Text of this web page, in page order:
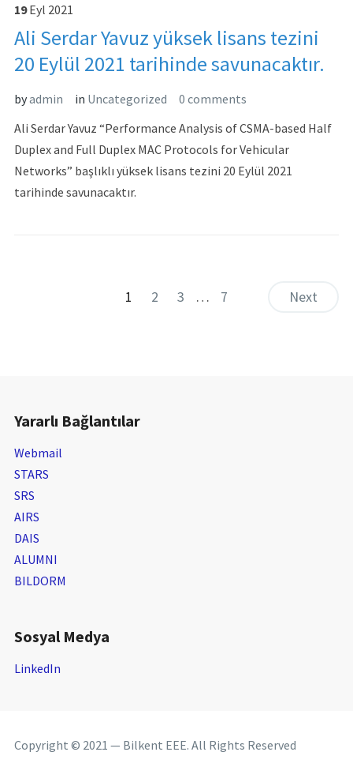
19 Eyl 2021
Ali Serdar Yavuz yüksek lisans tezini
20 Eylül 2021 tarihinde savunacaktır.
byadmin in Uncategorized
0 comments
Ali Serdar Yavuz “Performance Analysis of CSMA-based Half
Duplex and Full Duplex MAC Protocols for Vehicular
Networks” başlıklı yüksek lisans tezini 20 Eylül 2021
tarihinde savunacaktır.
1 2 3 … 7 Next
Yararlı Bağlantılar
Webmail
STARS
SRS
AIRS
DAIS
ALUMNI
BILDORM
Sosyal Medya
LinkedIn
Copyright © 2021 — Bilkent EEE. All Rights Reserved